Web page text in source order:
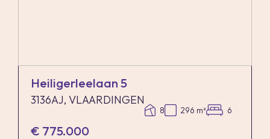
Heiligerleelaan 5
3136AJ, VLAARDINGEN
8 296 m² 6
€ 775.000